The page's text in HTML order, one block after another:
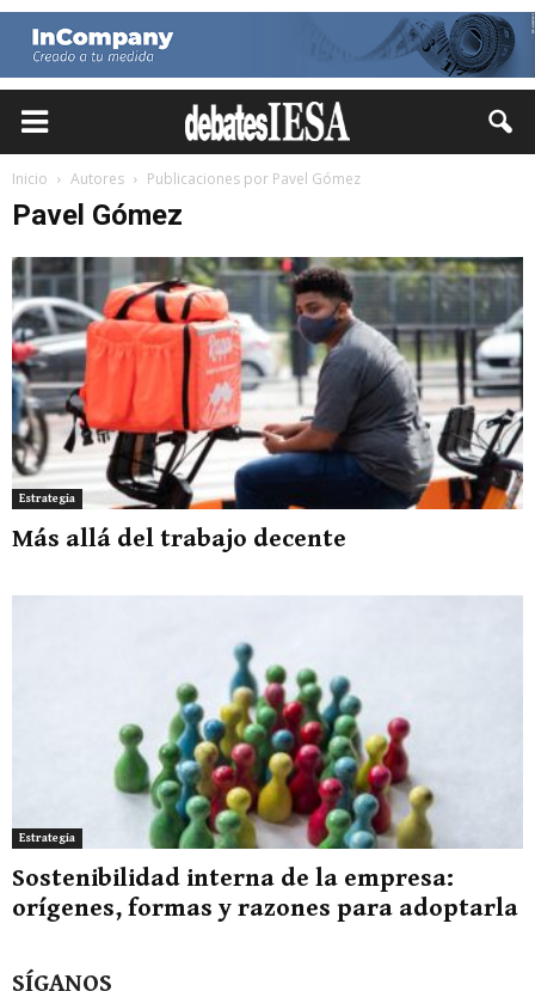
Inicio Autores Publicaciones por Pavel Gómez
Pavel Gómez
Estrategia
Más allá del trabajo decente
Estrategia
Sostenibilidad interna de la empresa:
orígenes, formas y razones para adoptarla
SÍGANOS